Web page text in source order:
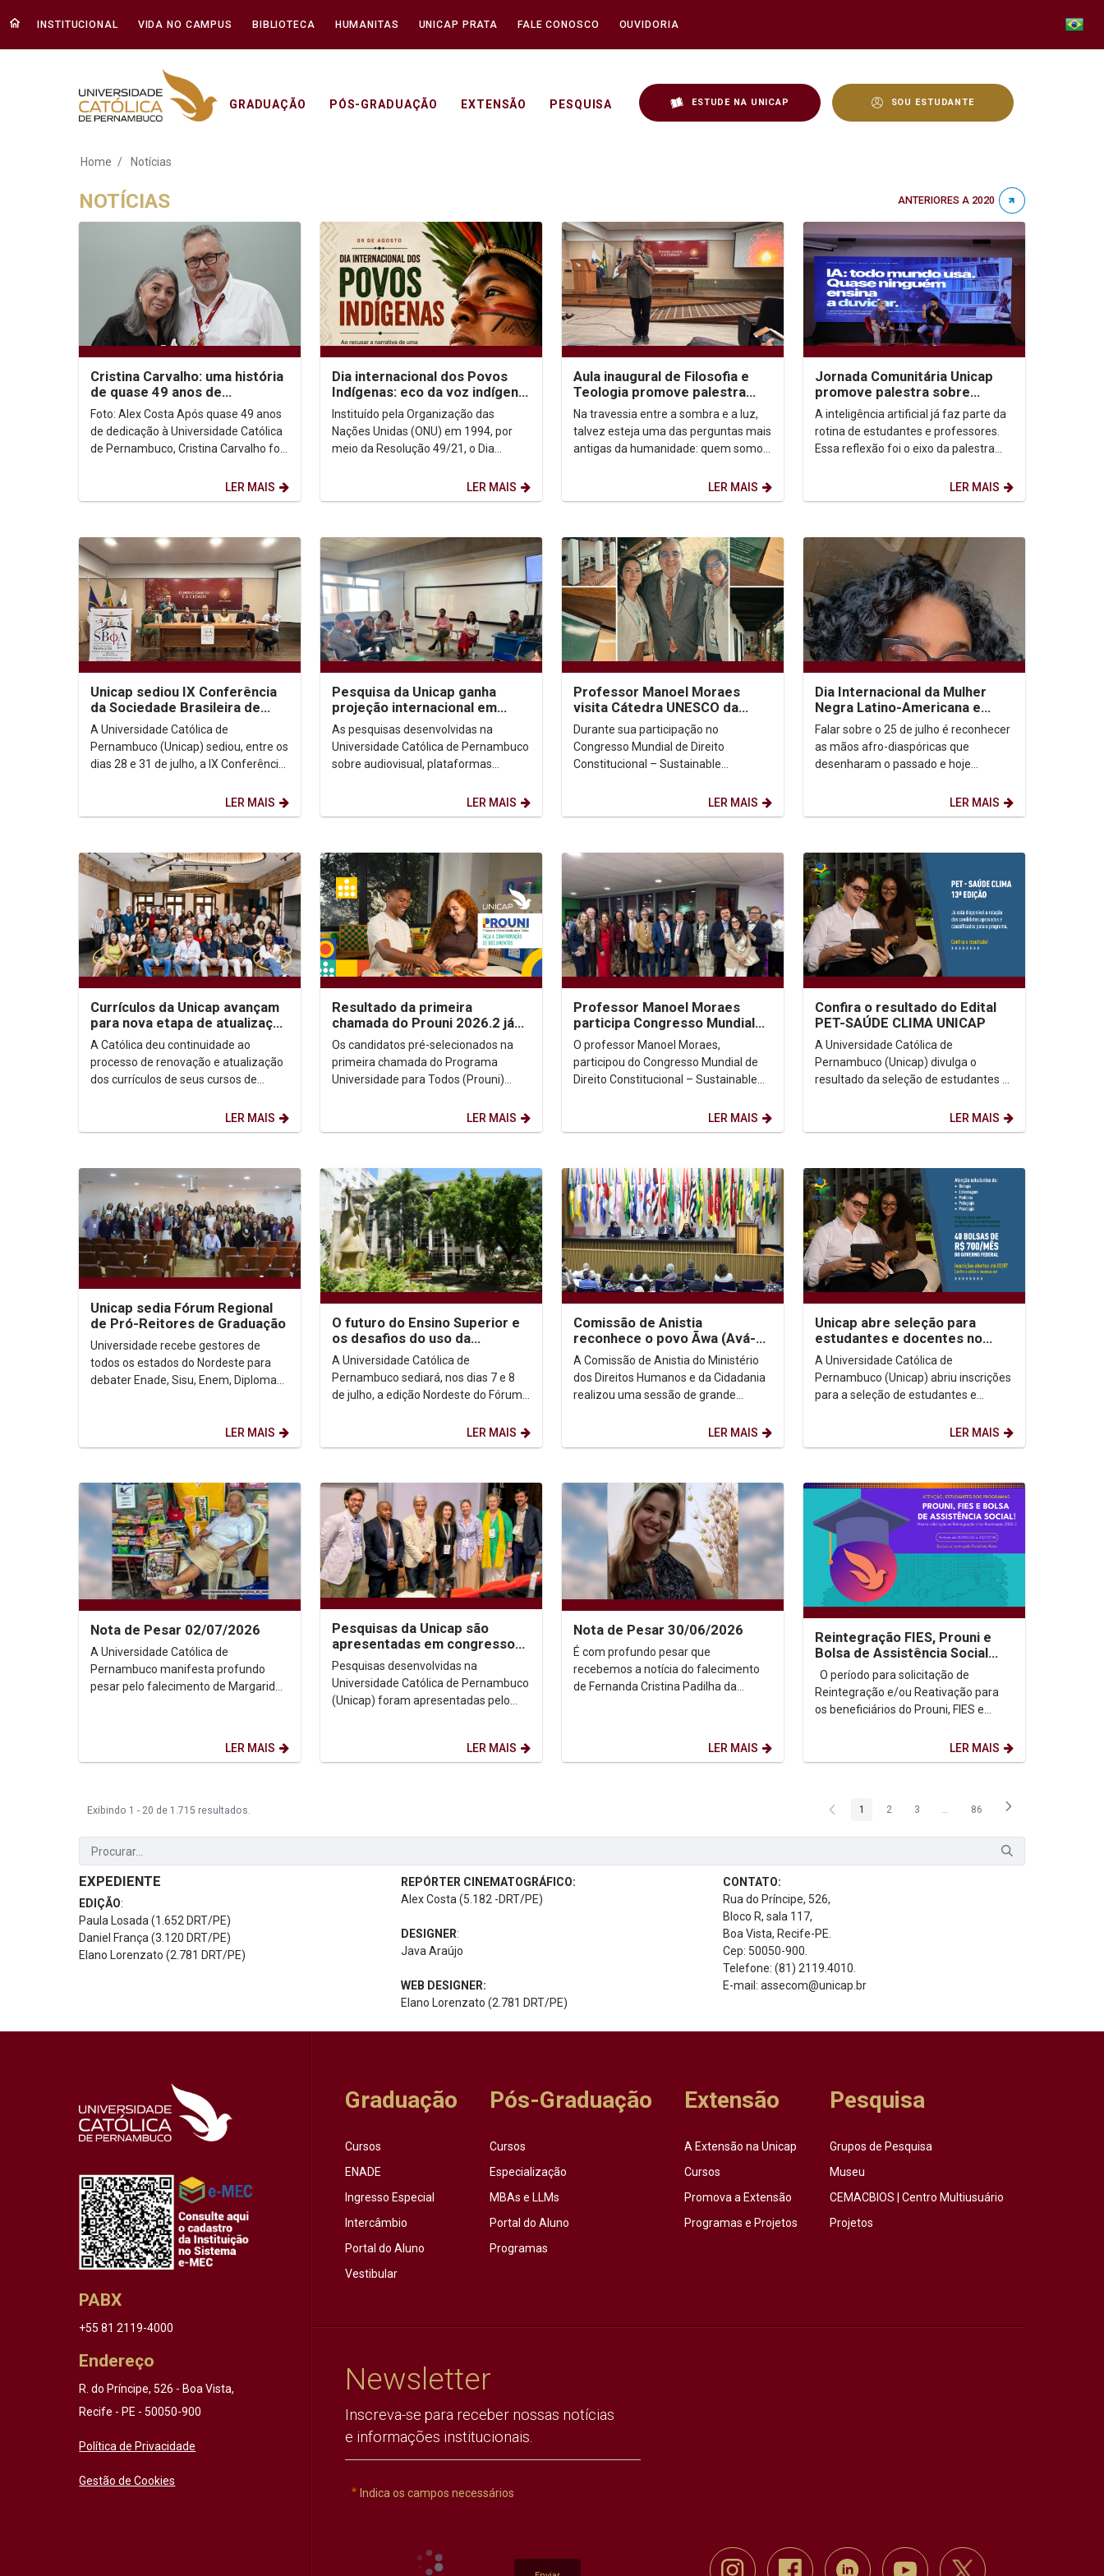
INSTITUCIONAL VIDA NO CAMPUS BIBLIOTECA HUMANITAS UNICAP PRATA FALE CONOSCO OUVIDORIA
GRADUAÇÃO PÓS-GRADUAÇÃO EXTENSÃO PESQUISA ESTUDE NA UNICAP SOU ESTUDANTE
Notícias - Unicap
Home Notícias
NOTÍCIAS ANTERIORES A 2020
Cristina Carvalho: uma história
de quase 49 anos de
dedicação à Unicap
Foto: Alex Costa Após quase 49 anos
de dedicação à Universidade Católica
de Pernambuco, Cristina Carvalho foi
LER MAIS
Dia internacional dos Povos
Indígenas: eco da voz indígena
no contexto urbano
Instituído pela Organização das
Nações Unidas (ONU) em 1994, por
meio da Resolução 49/21, o Dia
de agosto) firma-se como...LER MAIS
Aula inaugural de Filosofia e
Teologia promove palestra
sobre autoconhecimento
Na travessia entre a sombra e a luz,
talvez esteja uma das perguntas mais
antigas da humanidade: quem somos,
LER MAIS
Jornada Comunitária Unicap
promove palestra sobre
aprendizagem com uso de IA
A inteligência artificial já faz parte da
rotina de estudantes e professores.
Essa reflexão foi o eixo da palestra
LER MAIS
Unicap sediou IX Conferência
da Sociedade Brasileira de
Filosofia Analítica
A Universidade Católica de
Pernambuco (Unicap) sediou, entre os
dias 28 e 31 de julho, a IX Conferência
LER MAIS
Pesquisa da Unicap ganha
projeção internacional em
congressos no Brasil e no
México
As pesquisas desenvolvidas na
Universidade Católica de Pernambuco
sobre audiovisual, plataformas
destaque em dois importantes...
LER MAIS
Professor Manoel Moraes
visita Cátedra UNESCO da
Universidad Externado de
Colombia
Durante sua participação no
Congresso Mundial de Direito
Constitucional – Sustainable
Changing World, realizado em
Bogotá,...
LER MAIS
Dia Internacional da Mulher
Negra Latino-Americana e
Caribenha
Falar sobre o 25 de julho é reconhecer
as mãos afro-diaspóricas que
desenharam o passado e hoje
LER MAIS
Currículos da Unicap avançam
para nova etapa de atualização
com foco em competências e
habilidades
A Católica deu continuidade ao
processo de renovação e atualização
dos currículos de seus cursos de
segunda etapa da formação...LER MAIS
Resultado da primeira
chamada do Prouni 2026.2 já
está disponível; candidatos
devem enviar...
Os candidatos pré-selecionados na
primeira chamada do Programa
Universidade para Todos (Prouni)
LER MAIS
Professor Manoel Moraes
participa Congresso Mundial
de Direito Constitucional, na
Colômbia.
O professor Manoel Moraes,
participou do Congresso Mundial de
Direito Constitucional – Sustainable
LER MAIS
Confira o resultado do Edital
PET-SAÚDE CLIMA UNICAP
A Universidade Católica de
Pernambuco (Unicap) divulga o
resultado da seleção de estudantes e
Educação pelo Trabalho para a
Saúde...
LER MAIS
Unicap sedia Fórum Regional
de Pró-Reitores de Graduação
Universidade recebe gestores de
todos os estados do Nordeste para
debater Enade, Sisu, Enem, Diploma
LER MAIS
O futuro do Ensino Superior e
os desafios do uso da
Inteligência Artificial no
ambiente acadêmico...
A Universidade Católica de
Pernambuco sediará, nos dias 7 e 8
de julho, a edição Nordeste do Fórum
Graduação (ForGRAD), reunindo...
LER MAIS
Comissão de Anistia
reconhece o povo Ãwa (Avá-
Canoeiro do Araguaia) como
anistiado político coletivo
A Comissão de Anistia do Ministério
dos Direitos Humanos e da Cidadania
realizou uma sessão de grande
LER MAIS
Unicap abre seleção para
estudantes e docentes no
PET-Saúde: Clima
A Universidade Católica de
Pernambuco (Unicap) abriu inscrições
para a seleção de estudantes e
Programa de Educação pelo...LER MAIS
Nota de Pesar 02/07/2026
A Universidade Católica de
Pernambuco manifesta profundo
pesar pelo falecimento de Margarida
LER MAIS
Pesquisas da Unicap são
apresentadas em congresso
de Comunicação na Irlanda
Pesquisas desenvolvidas na
Universidade Católica de Pernambuco
(Unicap) foram apresentadas pelo
LER MAIS
Nota de Pesar 30/06/2026
É com profundo pesar que
recebemos a notícia do falecimento
de Fernanda Cristina Padilha da
LER MAIS
Reintegração FIES, Prouni e
Bolsa de Assistência Social
2026.2
Reintegração e/ou Reativação para
os beneficiários do Prouni, FIES e
LER MAIS
Exibindo 1 - 20 de 1.715 resultados. Página
1 Página
2 Página
3 ...Páginas intermediárias Usar ABA
Página
86
EXPEDIENTE
EDIÇÃO:
Paula Losada (1.652 DRT/PE)
Daniel França (3.120 DRT/PE)
Elano Lorenzato (2.781 DRT/PE)
REPÓRTER CINEMATOGRÁFICO:
Alex Costa (5.182 -DRT/PE)
DESIGNER:
Java Araújo
WEB DESIGNER:
Elano Lorenzato (2.781 DRT/PE)
CONTATO:
Rua do Príncipe, 526,
Bloco R, sala 117,
Boa Vista, Recife-PE.
Cep: 50050-900.
Telefone: (81) 2119.4010.
E-mail: assecom@unicap.br
PABX
+55 81 2119-4000
Endereço
R. do Príncipe, 526 - Boa Vista,
Recife - PE - 50050-900
Política de Privacidade
Gestão de Cookies
Graduação
Cursos
ENADE
Ingresso Especial
Intercâmbio
Portal do Aluno
Vestibular
Pós-Graduação
Cursos
Especialização
MBAs e LLMs
Portal do Aluno
Programas
Extensão
A Extensão na Unicap
Cursos
Promova a Extensão
Programas e Projetos
Pesquisa
Grupos de Pesquisa
Museu
CEMACBIOS | Centro Multiusuário
Projetos
Newsletter
Inscreva-se para receber nossas notícias
e informações institucionais.
Indica os campos necessários